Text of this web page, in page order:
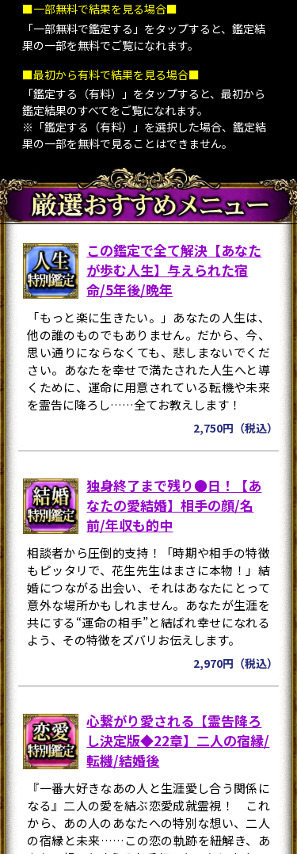
■一部無料で結果を見る場合■
「一部無料で鑑定する」をタップすると、鑑定結
果の一部を無料でご覧になれます。
■最初から有料で結果を見る場合■
「鑑定する（有料）」をタップすると、最初から
鑑定結果のすべてをご覧になれます。
※「鑑定する（有料）」を選択した場合、鑑定結
果の一部を無料で見ることはできません。
この鑑定で全て解決【あなた
が歩む人生】与えられた宿
命/5年後/晩年
「もっと楽に生きたい。」あなたの人生は、
他の誰のものでもありません。だから、今、
思い通りにならなくても、悲しまないでくだ
さい。あなたを幸せで満たされた人生へと導
くために、運命に用意されている転機や未来
を霊告に降ろし……全てお教えします！
2,750円（税込）
独身終了まで残り●日！【あ
なたの愛結婚】相手の顔/名
前/年収も的中
相談者から圧倒的支持！「時期や相手の特徴
もピッタリで、花生先生はまさに本物！」結
婚につながる出会い、それはあなたにとって
意外な場所かもしれません。あなたが生涯を
共にする“運命の相手”と結ばれ幸せになれる
よう、その特徴をズバリお伝えします。
2,970円（税込）
心繋がり愛される【霊告降ろ
し決定版◆22章】二人の宿縁/
転機/結婚後
『一番大好きなあの人と生涯愛し合う関係に
なる』二人の愛を結ぶ恋愛成就霊視！ これ
から、あの人のあなたへの特別な想い、二人
の宿縁と未来……この恋の軌跡を紐解き、あ